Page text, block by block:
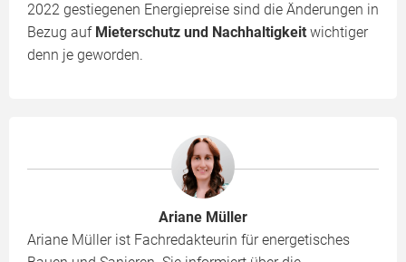
2022 gestiegenen Energiepreise sind die Änderungen in
Bezug auf Mieterschutz und Nachhaltigkeit wichtiger
denn je geworden.
Ariane Müller
Ariane Müller ist Fachredakteurin für energetisches